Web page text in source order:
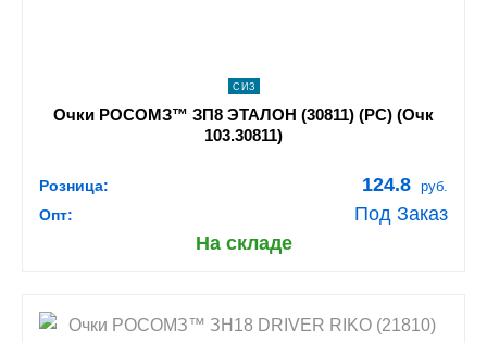
СИЗ
Очки РОСОМЗ™ ЗП8 ЭТАЛОН (30811) (РС) (Очк
103.30811)
Розница: 124.8 руб.
Опт:
Под Заказ
На складе
shopping_cart В КОРЗИНУ